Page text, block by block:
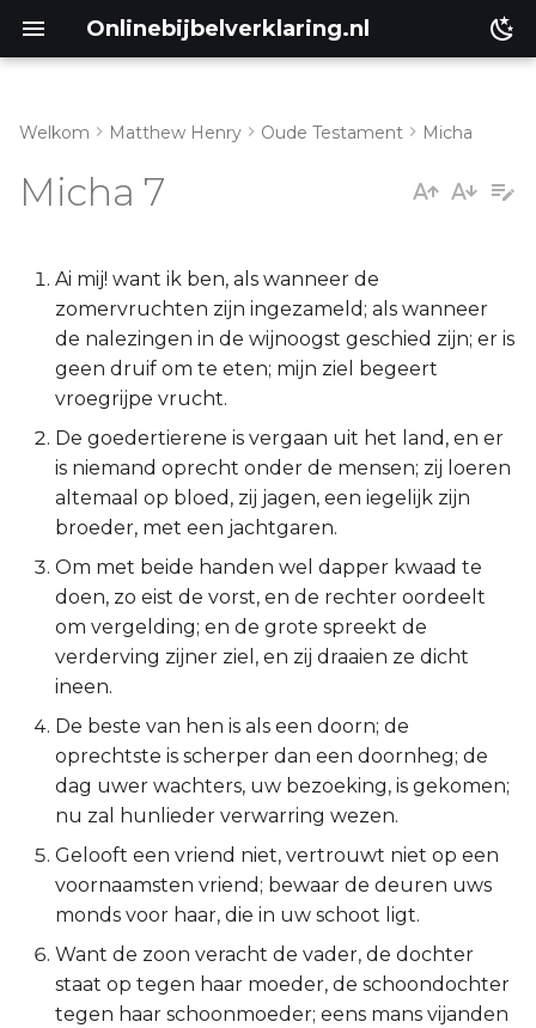
Onlinebijbelverklaring.nl
Micha 7:7-13
Micha 7:14-20
Lukas
Johannes
Handelingen
Romeinen
1 Korinthe
2 Korinthe
Galaten
Éfeze
Filipenzen
Kolossenzen
1 Thessalonicenzen
2 Thessalonicenzen
1 Timótheüs
Welkom Matthew Henry Oude Testament Micha
Micha 7
Ai mij! want ik ben, als wanneer de
zomervruchten zijn ingezameld; als wanneer
de nalezingen in de wijnoogst geschied zijn; er is
geen druif om te eten; mijn ziel begeert
vroegrijpe vrucht.
De goedertierene is vergaan uit het land, en er
is niemand oprecht onder de mensen; zij loeren
altemaal op bloed, zij jagen, een iegelijk zijn
broeder, met een jachtgaren.
Om met beide handen wel dapper kwaad te
doen, zo eist de vorst, en de rechter oordeelt
om vergelding; en de grote spreekt de
verderving zijner ziel, en zij draaien ze dicht
ineen.
De beste van hen is als een doorn; de
oprechtste is scherper dan een doornheg; de
dag uwer wachters, uw bezoeking, is gekomen;
nu zal hunlieder verwarring wezen.
Gelooft een vriend niet, vertrouwt niet op een
voornaamsten vriend; bewaar de deuren uws
monds voor haar, die in uw schoot ligt.
Want de zoon veracht de vader, de dochter
staat op tegen haar moeder, de schoondochter
tegen haar schoonmoeder; eens mans vijanden